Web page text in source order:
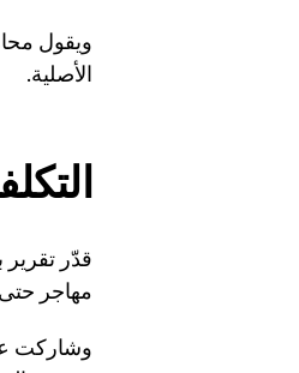
ويقول
الأصلية.
مهاجر حتى
وشاركت